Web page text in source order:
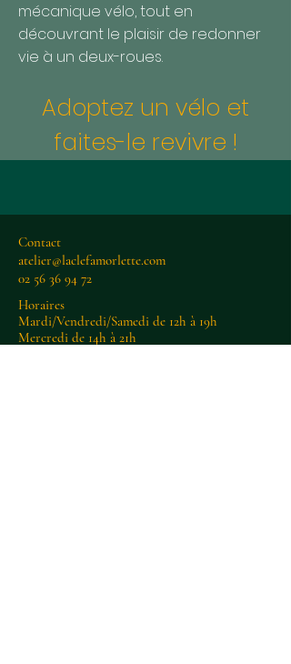
mécanique vélo, tout en
découvrant le plaisir de redonner
vie à un deux-roues.
Adoptez un vélo et
faites-le revivre !
Contact
atelier@laclefamorlette.com
02 56 36 94 72
Horaires
Mardi/Vendredi/Samedi de 12h à 19h
Mercredi de 14h à 21h